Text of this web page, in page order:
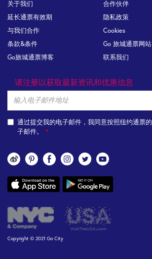
关于我们 合作伙伴
延长通票有效期 隐私政策
与我们合作 Cookies
条款&条件 Go 旅城通票网站
Go旅城通票博客 联系我们
请注册以获取最新资讯和优惠信息
通过提交我的电子邮件，我同意按照纽约通票的
子邮件。
关
我
App
links
Copyright © 2021 Go City